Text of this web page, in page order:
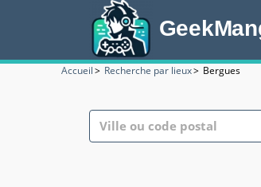
Accueil> Recherche par lieux> Bergues